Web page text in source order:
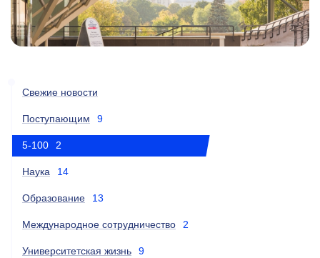
Свежие новости
Поступающим 9
5-100 2
Наука 14
Образование 13
Международное сотрудничество 2
Университетская жизнь 9